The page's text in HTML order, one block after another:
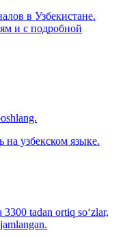
в Узбекистане.
и с подробной
узбекском языке.
tadan ortiq so‘zlar,